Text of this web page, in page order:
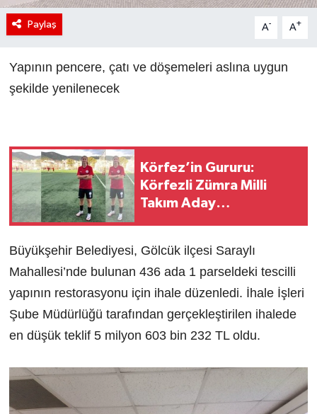
Paylaş A- A+
Yapının pencere, çatı ve döşemeleri aslına uygun
şekilde yenilenecek
Körfez’in Gururu:
Körfezli Zümra Milli
Takım Aday
Büyükşehir Belediyesi, Gölcük ilçesi Saraylı
Mahallesi’nde bulunan 436 ada 1 parseldeki tescilli
yapının restorasyonu için ihale düzenledi. İhale İşleri
Şube Müdürlüğü tarafından gerçekleştirilen ihalede
en düşük teklif 5 milyon 603 bin 232 TL oldu.